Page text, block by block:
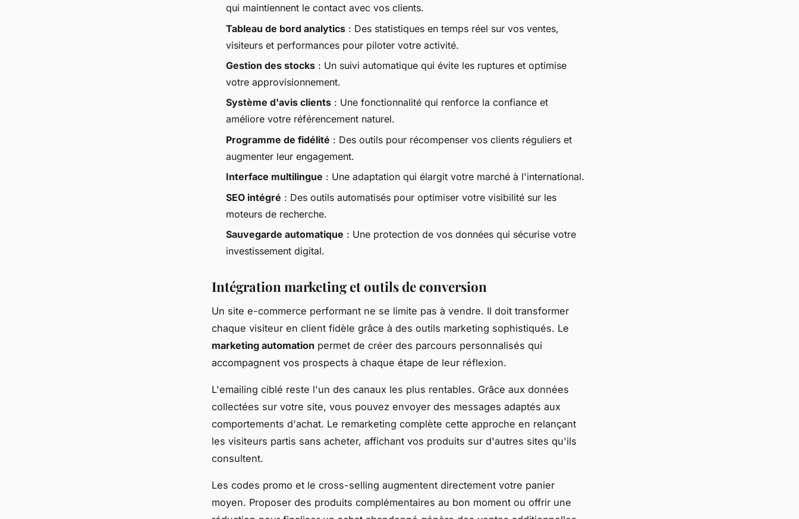
qui maintiennent le contact avec vos clients.
Tableau de bord analytics : Des statistiques en temps réel sur vos ventes,
visiteurs et performances pour piloter votre activité.
Gestion des stocks : Un suivi automatique qui évite les ruptures et optimise
votre approvisionnement.
Système d'avis clients : Une fonctionnalité qui renforce la confiance et
améliore votre référencement naturel.
Programme de fidélité : Des outils pour récompenser vos clients réguliers et
augmenter leur engagement.
Interface multilingue : Une adaptation qui élargit votre marché à l'international.
SEO intégré : Des outils automatisés pour optimiser votre visibilité sur les
moteurs de recherche.
Sauvegarde automatique : Une protection de vos données qui sécurise votre
investissement digital.
Intégration marketing et outils de conversion
Un site e-commerce performant ne se limite pas à vendre. Il doit transformer
chaque visiteur en client fidèle grâce à des outils marketing sophistiqués. Le
marketing automation permet de créer des parcours personnalisés qui
accompagnent vos prospects à chaque étape de leur réflexion.
L'emailing ciblé reste l'un des canaux les plus rentables. Grâce aux données
collectées sur votre site, vous pouvez envoyer des messages adaptés aux
comportements d'achat. Le remarketing complète cette approche en relançant
les visiteurs partis sans acheter, affichant vos produits sur d'autres sites qu'ils
consultent.
Les codes promo et le cross-selling augmentent directement votre panier
moyen. Proposer des produits complémentaires au bon moment ou offrir une